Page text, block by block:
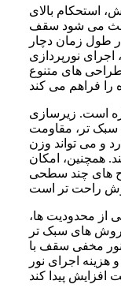
استحکام بالای
می شود سقف
طول زمان دچار
اجرای نورپردازی
های متنوع
است. زیرسازی
سبک تر، مقاومت
و می تواند وزن
همچنین، امکان
های چند سطحی
از محدودیت ها،
های سبک تر
مخفی سقف با
هزینه اجرای نور